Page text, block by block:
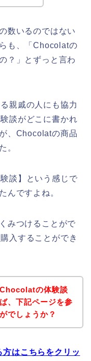
数いるのではない
も、「Chocolatの
？」とずっと言わ
親戚の人にも協力
談がどこに書かれ
、Chocolatの商品
。
談】という感じで
んですよね。
みつけることがで
入することができ
の体験談
、下記ページを参
でしょうか？
はこちらをクリッ